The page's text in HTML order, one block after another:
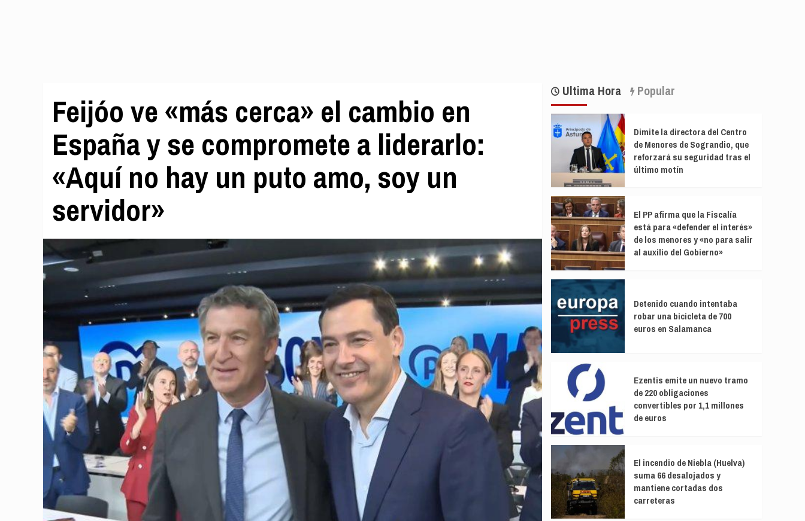
Feijóo ve «más cerca» el cambio en
España y se compromete a liderarlo:
«Aquí no hay un puto amo, soy un
servidor»
Ultima Hora Popular
Dimite la directora del Centro
de Menores de Sograndio, que
reforzará su seguridad tras el
último motín
El PP afirma que la Fiscalía
está para «defender el interés»
de los menores y «no para salir
al auxilio del Gobierno»
Detenido cuando intentaba
robar una bicicleta de 700
euros en Salamanca
Ezentis emite un nuevo tramo
de 220 obligaciones
convertibles por 1,1 millones
de euros
El incendio de Niebla (Huelva)
suma 66 desalojados y
mantiene cortadas dos
carreteras